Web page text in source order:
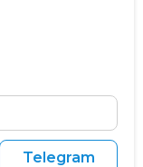
Telegram